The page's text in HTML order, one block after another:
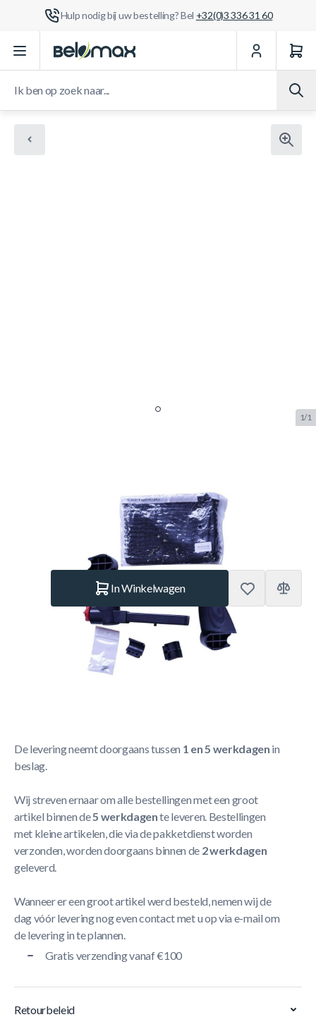
Hulp nodig bij uw bestelling? Bel +32(0)3 336 31 60
Ga naar de inhoud
1/1
Merk:Cornilleau
Op voorraad
In Winkelwagen
Korte Beschrijving
Complete nethouder Cornilleau - 9591
De levering neemt doorgaans tussen 1 en 5 werkdagen in
beslag.
Wij streven ernaar om alle bestellingen met een groot
artikel binnen de5 werkdagente leveren. Bestellingen
met kleine artikelen, die via de pakketdienst worden
verzonden, worden doorgaans binnen de 2 werkdagen
geleverd.
Wanneer er een groot artikel werd besteld, nemen wij de
dag vóór levering nog even contact met u op via e-mail om
de levering in te plannen.
Gratis verzending vanaf €100
Retourbeleid